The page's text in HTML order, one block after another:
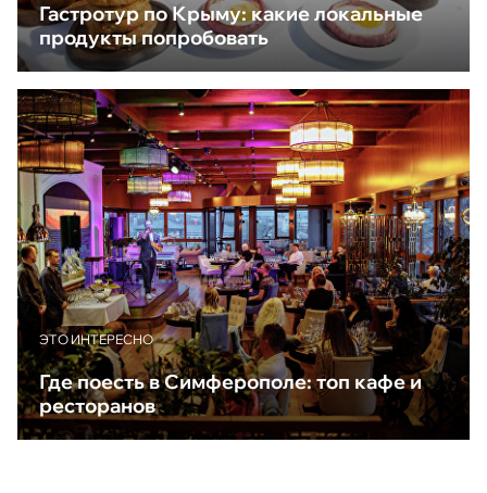
Гастротур по Крыму: какие локальные
продукты попробовать
ЭТО ИНТЕРЕСНО
Где поесть в Симферополе: топ кафе и
ресторанов